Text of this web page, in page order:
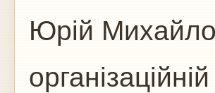
Юрій